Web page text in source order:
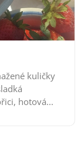
kuličky
hotová...